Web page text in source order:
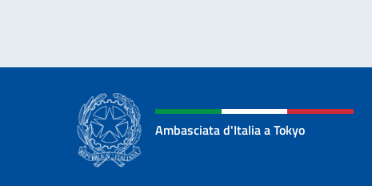
Ambasciata d'Italia a Tokyo